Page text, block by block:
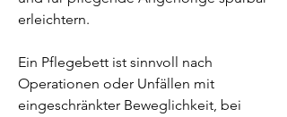
erleichtern.
Ein Pflegebett ist sinnvoll nach
Operationen oder Unfällen mit
eingeschränkter Beweglichkeit, bei